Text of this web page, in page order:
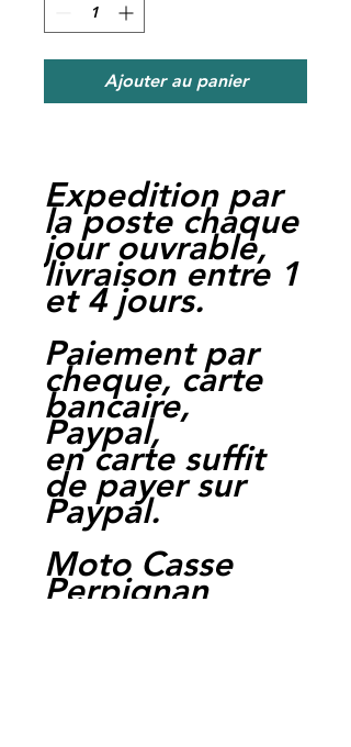
Ajouter au panier
Expedition par
la poste chaque
jour ouvrable,
livraison entre 1
et 4 jours.
Paiement par
cheque, carte
bancaire,
Paypal,
en carte suffit
de payer sur
Paypal.
Moto Casse
Perpignan